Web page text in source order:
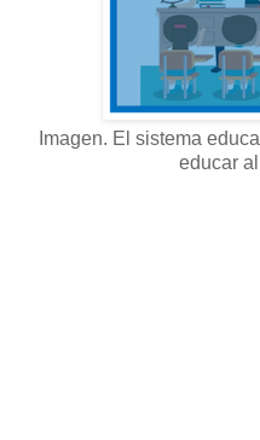
Imagen. El sistema
educar